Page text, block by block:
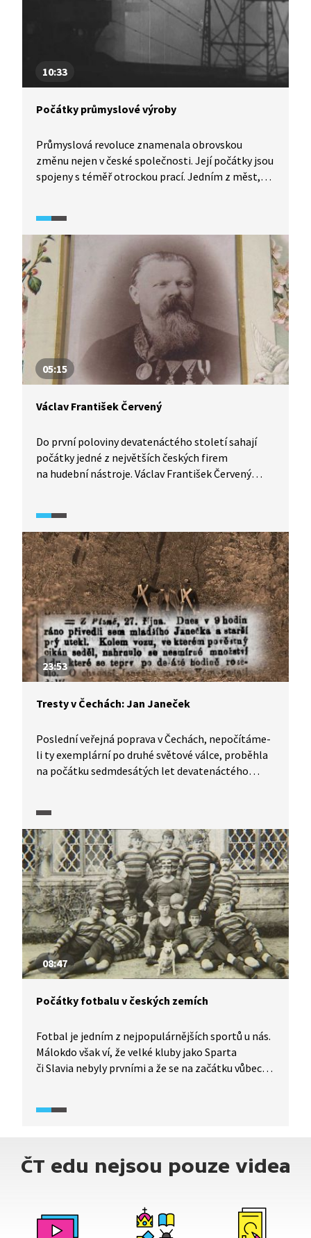
10:33
Počátky průmyslové výroby
Průmyslová revoluce znamenala obrovskou
změnu nejen v české společnosti. Její počátky jsou
spojeny s téměř otrockou prací. Jedním z měst,
třetiny 19. století dynastie Rothschildů, kteří
v Rudolfově huti vyráběli železo na stavbu např.
Severní dráhy Ferdinandovy. Zrušením roboty
v roce 1848 pak nastupuje kapitalismus.
05:15
Václav František Červený
Do první poloviny devatenáctého století sahají
počátky jedné z největších českých firem
na hudební nástroje. Václav František Červený
generací. Sám byl významnou postavou
královéhradecké společnosti, mimo jiné starostou
Sokola. Podívejte se na stručnou historii jedné
rodinné firmy.
23:53
Tresty v Čechách: Jan Janeček
Poslední veřejná poprava v Čechách, nepočítáme-
li ty exemplární po druhé světové válce, proběhla
na počátku sedmdesátých let devatenáctého
tématem článků, kreseb a letáků. Svoji zmínku má
i v Haškově Švejkovi. Čím se živí kat, když zrovna
není koho popravovat? A jak soudnictví změnila
média?
08:47
Počátky fotbalu v českých zemích
Fotbal je jedním z nejpopulárnějších sportů u nás.
Málokdo však ví, že velké kluby jako Sparta
či Slavia nebyly prvními a že se na začátku vůbec
ČT edu nejsou pouze videa